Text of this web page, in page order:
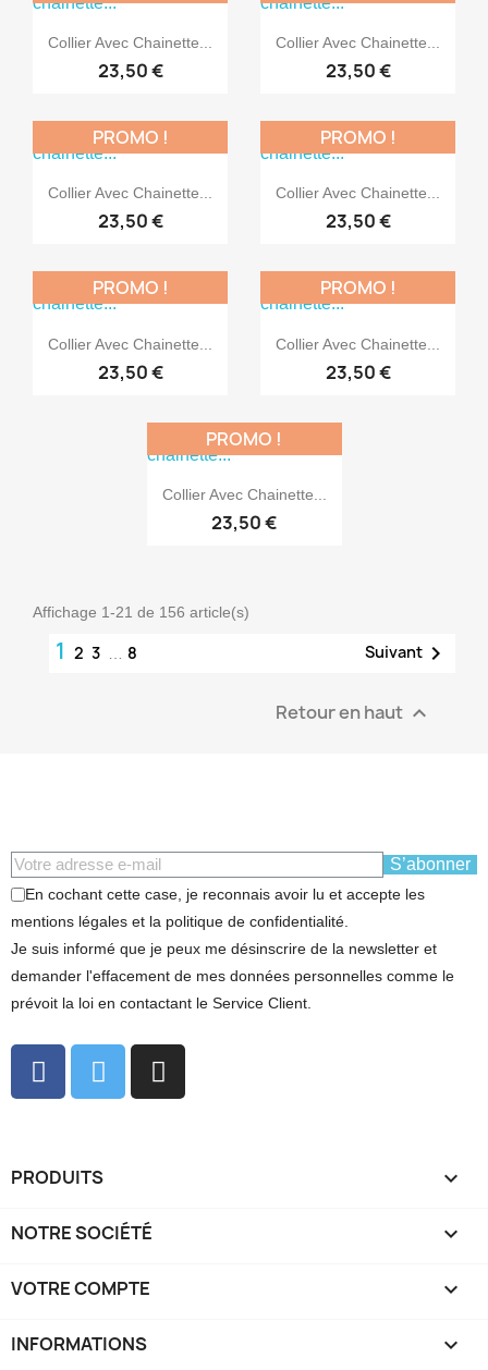
Aperçu rapide
Collier Avec Chainette...
23,50 €
Aperçu rapide
Collier Avec Chainette...
23,50 €
Aperçu rapide
Collier Avec Chainette...
23,50 €
PROMO !
Aperçu rapide
Collier Avec Chainette...
23,50 €
PROMO !
Aperçu rapide
Collier Avec Chainette...
23,50 €
PROMO !
Aperçu rapide
Collier Avec Chainette...
23,50 €
PROMO !
Aperçu rapide
Collier Avec Chainette...
23,50 €
PROMO !
Affichage 1-21 de 156 article(s)
1 2 3 8 Suivant 
Retour en haut 
S’abonner
En cochant cette case, je reconnais avoir lu et accepte les
mentions légales et la politique de confidentialité.
Je suis informé que je peux me désinscrire de la newsletter et
demander l'effacement de mes données personnelles comme le
prévoit la loi en contactant le Service Client.
PRODUITS 
NOTRE SOCIÉTÉ 
VOTRE COMPTE 
INFORMATIONS keyboard_arrow_down